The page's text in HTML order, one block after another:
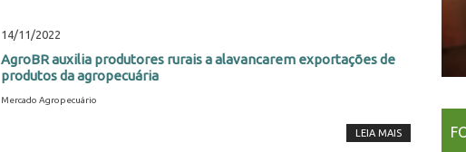
14/11/2022
AgroBR auxilia produtores rurais a alavancarem exportações de
produtos da agropecuária
Mercado Agropecuário
LEIA MAIS